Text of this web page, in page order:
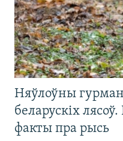
Няўлоўны
беларускіх
факты пра рысь